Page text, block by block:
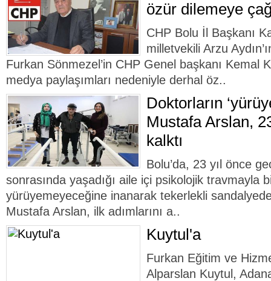
özür dilemeye
CHP Bolu İl Başkanı
milletvekili Arzu
Furkan Sönmezel’in CHP Genel başkanı Kemal
medya paylaşımları nedeniyle derhal öz..
Doktorların
Mustafa Arslan,
kalktı
Bolu’da, 23 yıl önce
sonrasında yaşadığı aile içi psikolojik travmayla
yürüyemeyeceğine inanarak tekerlekli
Mustafa Arslan, ilk adımlarını a..
Kuytul'a
Furkan Eğitim ve
Alparslan Kuytul,